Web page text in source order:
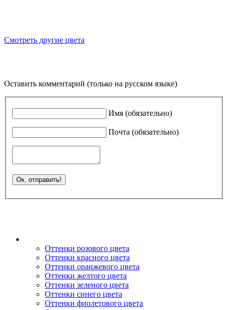
Смотреть другие цвета
Оставить комментарий (только на русском языке)
Имя (обязательно)
Почта (обязательно)
Оттенки розового цвета
Оттенки красного цвета
Оттенки оранжевого цвета
Оттенки желтого цвета
Оттенки зеленого цвета
Оттенки синего цвета
Оттенки фиолетового цвета